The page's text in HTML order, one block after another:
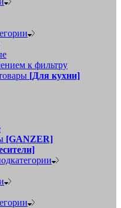
к фильтру
[Для кухни]
[GANZER]